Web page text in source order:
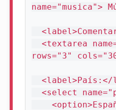
name="musica">
  <label>Comentarios:</label>
  <textarea name="comentarios"
rows="3"
  <label>País:</label>
  <select name="pais">
    <option>España</option>